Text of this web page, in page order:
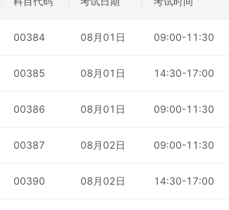
00384 08月01日 09:00-11:30
00385 08月01日 14:30-17:00
00386 08月01日 09:00-11:30
00387 08月02日 09:00-11:30
00390 08月02日 14:30-17:00